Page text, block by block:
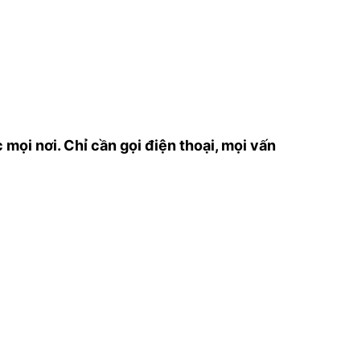
nơi. Chỉ cần gọi điện thoại, mọi vấn